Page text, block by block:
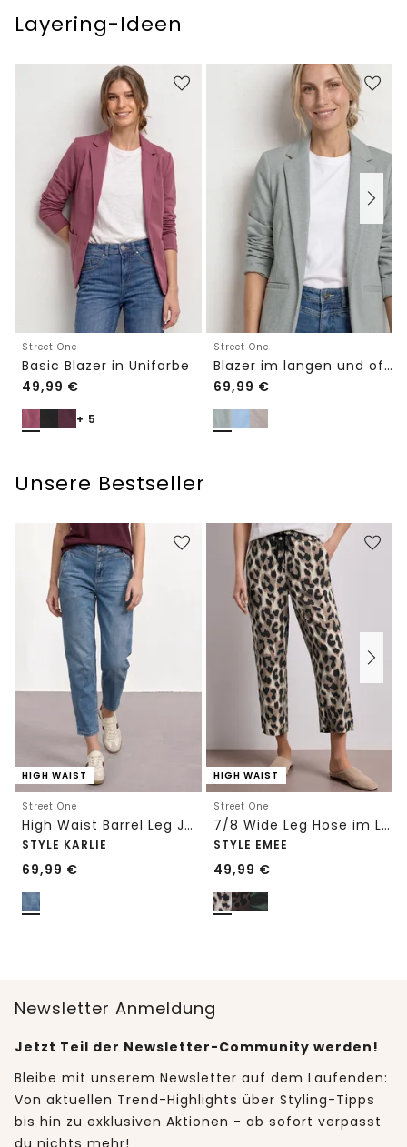
Layering-Ideen
Street One
Basic Blazer in Unifarbe
49,99 €
+ 5
Street One
Blazer im langen und offenen Schnitt
69,99 €
Unsere Bestseller
HIGH WAIST
Street One
High Waist Barrel Leg Jeans im Loose Fit
STYLE KARLIE
69,99 €
HIGH WAIST
Street One
7/8 Wide Leg Hose im Loose Fit mit Print
STYLE EMEE
49,99 €
Newsletter Anmeldung
Jetzt Teil der Newsletter-Community werden!
Bleibe mit unserem Newsletter auf dem Laufenden:
Von aktuellen Trend-Highlights über Styling-Tipps
bis hin zu exklusiven Aktionen - ab sofort verpasst
du nichts mehr!